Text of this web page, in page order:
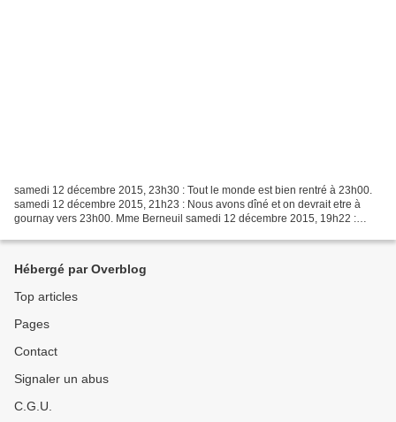
samedi 12 décembre 2015, 23h30 : Tout le monde est bien rentré à 23h00.
samedi 12 décembre 2015, 21h23 : Nous avons dîné et on devrait etre à
gournay vers 23h00. Mme Berneuil samedi 12 décembre 2015, 19h22 :
Hébergé par Overblog
Top articles
Pages
Contact
Signaler un abus
C.G.U.